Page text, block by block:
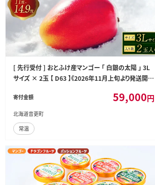
[ 先行受付 ] おとふけ産マンゴー 「 白銀の太陽 」 3L
サイズ × 2玉 【 D63 】《2026年11月上旬より発送開
寄付金額 59,000円
北海道音更町
常温